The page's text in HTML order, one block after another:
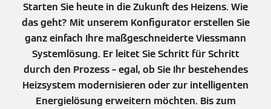
Starten Sie heute in die Zukunft des Heizens. Wie
das geht? Mit unserem Konfigurator erstellen Sie
ganz einfach Ihre maßgeschneiderte Viessmann
Systemlösung. Er leitet Sie Schritt für Schritt
durch den Prozess – egal, ob Sie Ihr bestehendes
Heizsystem modernisieren oder zur intelligenten
Energielösung erweitern möchten. Bis zum